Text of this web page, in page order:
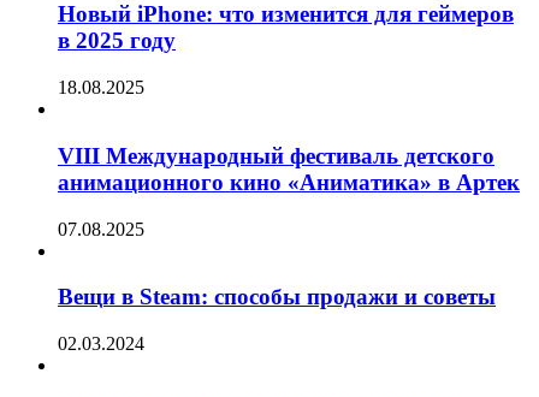
Новый iPhone: что изменится для геймеров
в 2025 году
18.08.2025
VIII Международный фестиваль детского
анимационного кино «Аниматика» в Артек
07.08.2025
Вещи в Steam: способы продажи и советы
02.03.2024